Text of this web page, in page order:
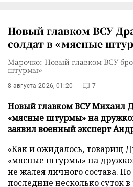
Новый главком ВСУ
солдат в «мясные
Марочко: Новый главком ВСУ
штурмы»
8 августа 2026, 01:20 7
Новый главком ВСУ Михаил
«мясные штурмы» на
заявил военный эксперт
«Как и ожидалось, товарищ
«мясные штурмы» на
не жалея личного состава.
последние несколько суток